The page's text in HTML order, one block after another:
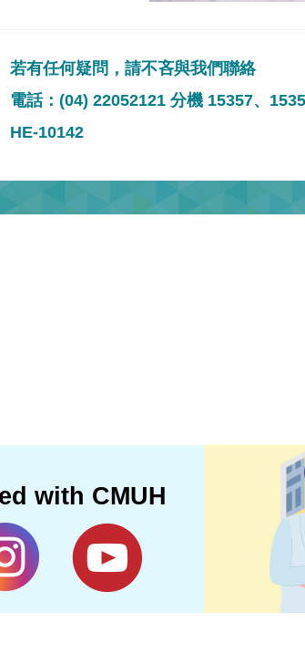
若有任何疑問，請不吝與我們聯絡
電話：(04) 22052121 分機 15357、
HE-10142
with CMUH